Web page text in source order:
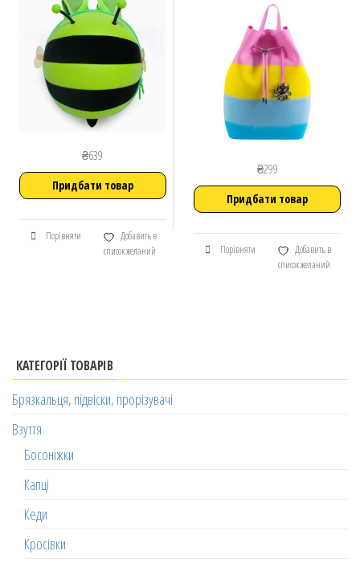
₴639
Придбати товар
Порівняти
Добавить в
список желаний
₴299
Придбати товар
Порівняти
Добавить в
список желаний
КАТЕГОРІЇ ТОВАРІВ
Брязкальця, підвіски, прорізувачі
Взуття
Босоніжки
Капці
Кеди
Кросівки